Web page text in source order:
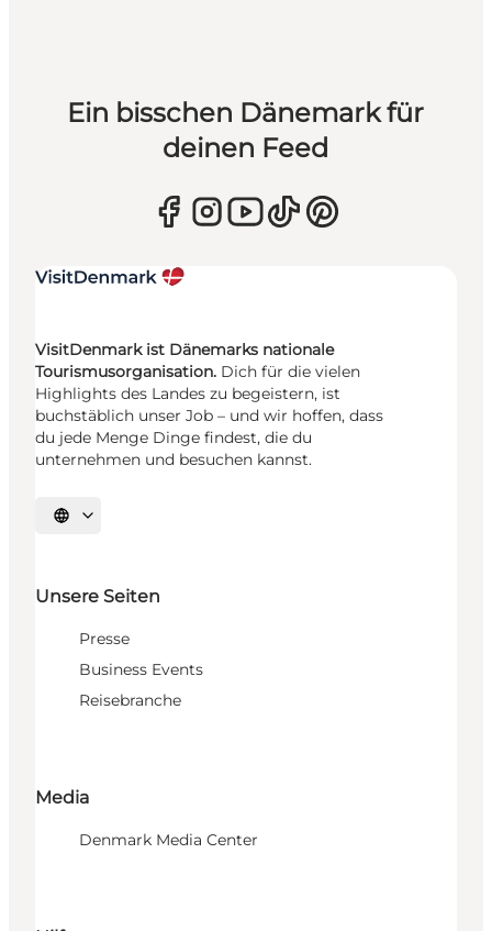
Ein bisschen Dänemark für
deinen Feed
VisitDenmark ist Dänemarks nationale
Tourismusorganisation. Dich für die vielen
Highlights des Landes zu begeistern, ist
buchstäblich unser Job – und wir hoffen, dass
du jede Menge Dinge findest, die du
unternehmen und besuchen kannst.
Sprache auswählen
Unsere Seiten
Presse
Business Events
Reisebranche
Media
Denmark Media Center